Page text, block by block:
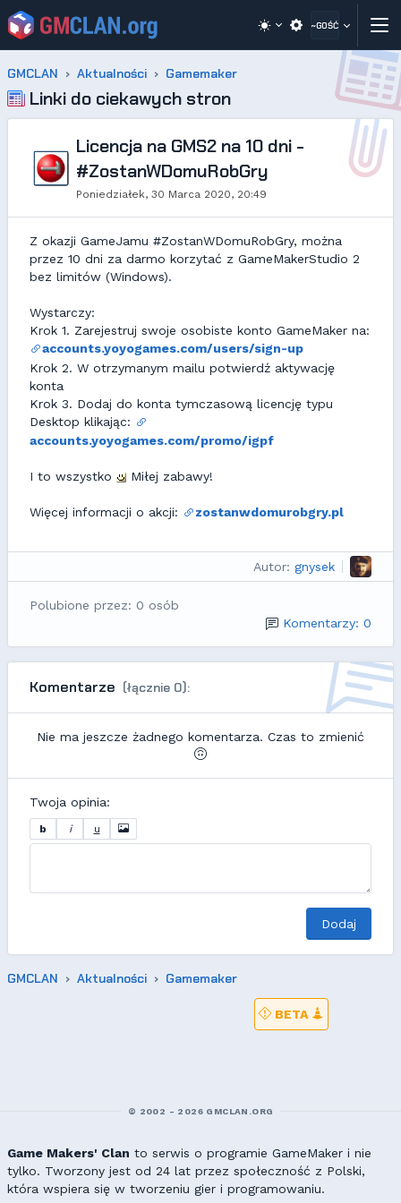
~GOŚĆ
GMCLAN Aktualności Gamemaker
Linki do ciekawych stron
Licencja na GMS2 na 10 dni -
#ZostanWDomuRobGry
Poniedziałek, 30 Marca 2020, 20:49
Z okazji GameJamu #ZostanWDomuRobGry, można
przez 10 dni za darmo korzytać z GameMakerStudio 2
bez limitów (Windows).
Wystarczy:
Krok 1. Zarejestruj swoje osobiste konto GameMaker na:
accounts.yoyogames.com/users/sign-up
Krok 2. W otrzymanym mailu potwierdź aktywację
konta
Krok 3. Dodaj do konta tymczasową licencję typu
Desktop klikając:
accounts.yoyogames.com/promo/igpf
I to wszystko Miłej zabawy!
Więcej informacji o akcji: zostanwdomurobgry.pl
Autor: gnysek
Polubione przez: 0 osób
Komentarzy: 0
Komentarze (łącznie 0):
Nie ma jeszcze żadnego komentarza. Czas to zmienić
Twoja opinia:
b i u
Dodaj
GMCLAN Aktualności Gamemaker
BETA
© 2002 - 2026 GMCLAN.ORG
Game Makers' Clan to serwis o programie GameMaker i nie
tylko. Tworzony jest od 24 lat przez społeczność z Polski,
która wspiera się w tworzeniu gier i programowaniu.